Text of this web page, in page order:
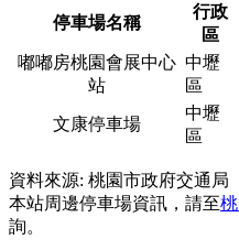
停車場名稱
行政
區
嘟嘟房桃園會展中心
站
中壢
區
文康停車場
中壢
區
資料來源: 桃園市政府交通局
本站周邊停車場資訊，請至
詢。